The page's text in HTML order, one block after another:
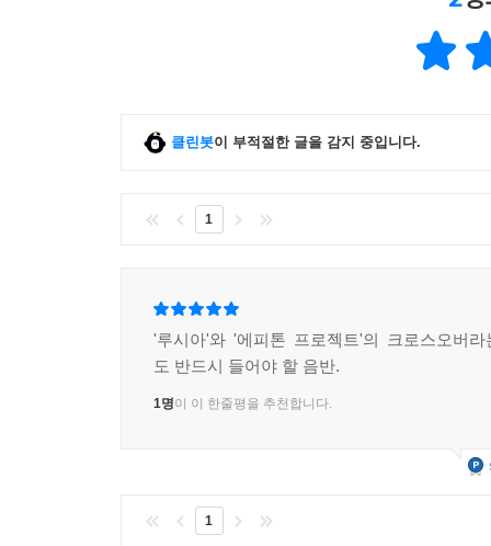
클린봇이 부적절한 글을 감지 중입니다.
1
'루시아'와 '에피톤 프로젝트'의 크로스오버라
도 반드시 들어야 할 음반.
1명이 이 한줄평을 추천합니다.
1